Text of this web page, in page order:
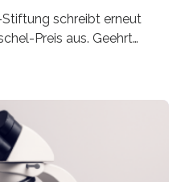
schreibt erneut
Preis aus. Geehrt
Publikation zum Thema
fördert die
Behandlung der
schreibt sie auch in
den Hentschel-